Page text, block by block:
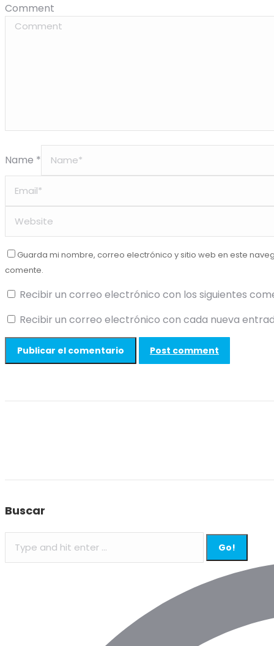
Comment
Name *
Guarda mi nombre, correo electrónico y sitio web en este
comente.
Recibir un correo electrónico con los siguientes
Recibir un correo electrónico con cada nueva
Post comment
Buscar